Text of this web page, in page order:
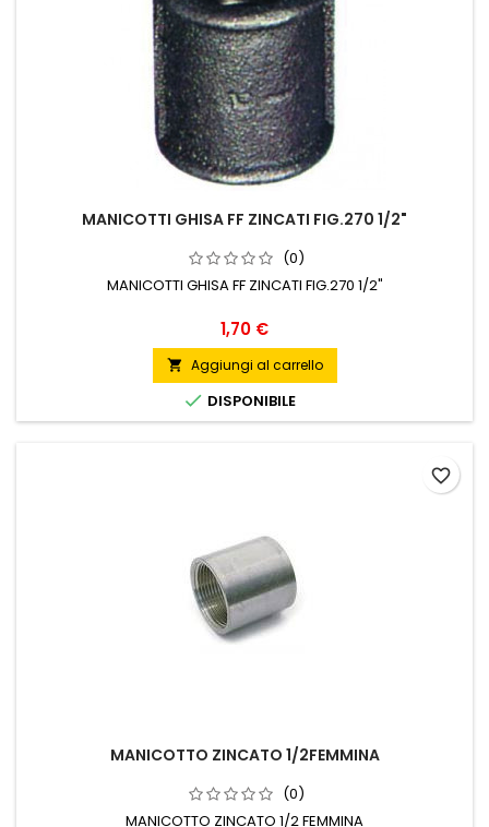
MANICOTTI GHISA FF ZINCATI FIG.270 1/2"
(0)
MANICOTTI GHISA FF ZINCATI FIG.270 1/2"
Prezzo
1,70 €
 Aggiungi al carrello
 DISPONIBILE
MANICOTTO ZINCATO 1/2FEMMINA
(0)
MANICOTTO ZINCATO 1/2 FEMMINA
favorite_border